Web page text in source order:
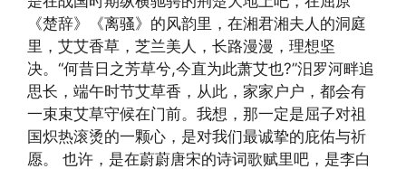
《楚辞》《离骚》的风韵里，在湘君湘夫人的洞庭
里，艾艾香草，芝兰美人，长路漫漫，理想坚
决。“何昔日之芳草兮,今直为此萧艾也?”汨罗河畔追
思长，端午时节艾草香，从此，家家户户，都会有
一束束艾草守候在门前。我想，那一定是屈子对祖
国炽热滚烫的一颗心，是对我们最诚挚的庇佑与祈
愿。 也许，是在蔚蔚唐宋的诗词歌赋里吧，是李白